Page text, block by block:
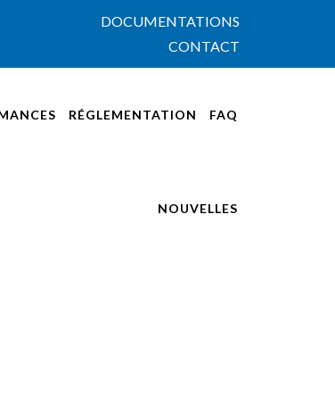
DOCUMENTATIONS
CONTACT
RÉGLEMENTATION FAQ
NOUVELLES